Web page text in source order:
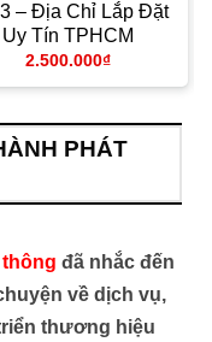
– Địa Chỉ Lắp Đặt
Uy Tín TPHCM
2.500.000₫
PHÁT
đã nhắc đến
về dịch vụ,
thương hiệu